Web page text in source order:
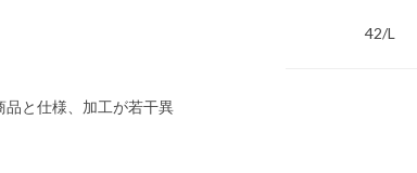
品と仕様、加工が若干異
42/L